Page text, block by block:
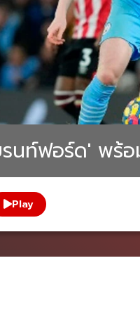
นท์ฟอร์ด' พร้
Play